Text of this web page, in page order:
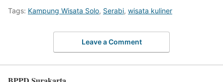
Tags: Kampung Wisata Solo, Serabi, wisata kuliner
Leave a Comment